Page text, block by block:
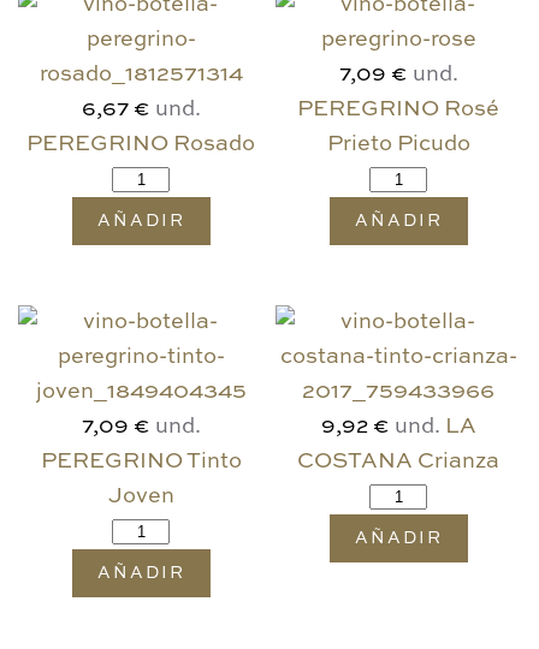
6,67 € und.
PEREGRINO Rosado
AÑADIR
7,09 € und.
PEREGRINO Rosé
Prieto Picudo
AÑADIR
7,09 € und.
PEREGRINO Tinto
Joven
AÑADIR
9,92 € und. LA
COSTANA Crianza
AÑADIR